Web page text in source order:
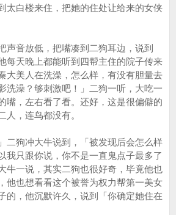
太白楼来住，把她的住处让给来的女侠
音放低，把嘴凑到二狗耳边，说到
每天晚上都能听到四帮主住的院子传来
大美人在洗澡，怎么样，有没有胆量去
洗澡？够刺激吧！」二狗一听，大吃一
嘴，左右看了看。还好，这是很偏僻的
人，连鸟都没有。
狗冲大牛说到，「被发现后会怎么样
我只跟你说，你不是一直鬼点子最多了
牛一说，其实二狗也很好奇，毕竟他也
他也想看看这个被誉为权力帮第一美女
的，他沉默许久，说到「你确定她住在